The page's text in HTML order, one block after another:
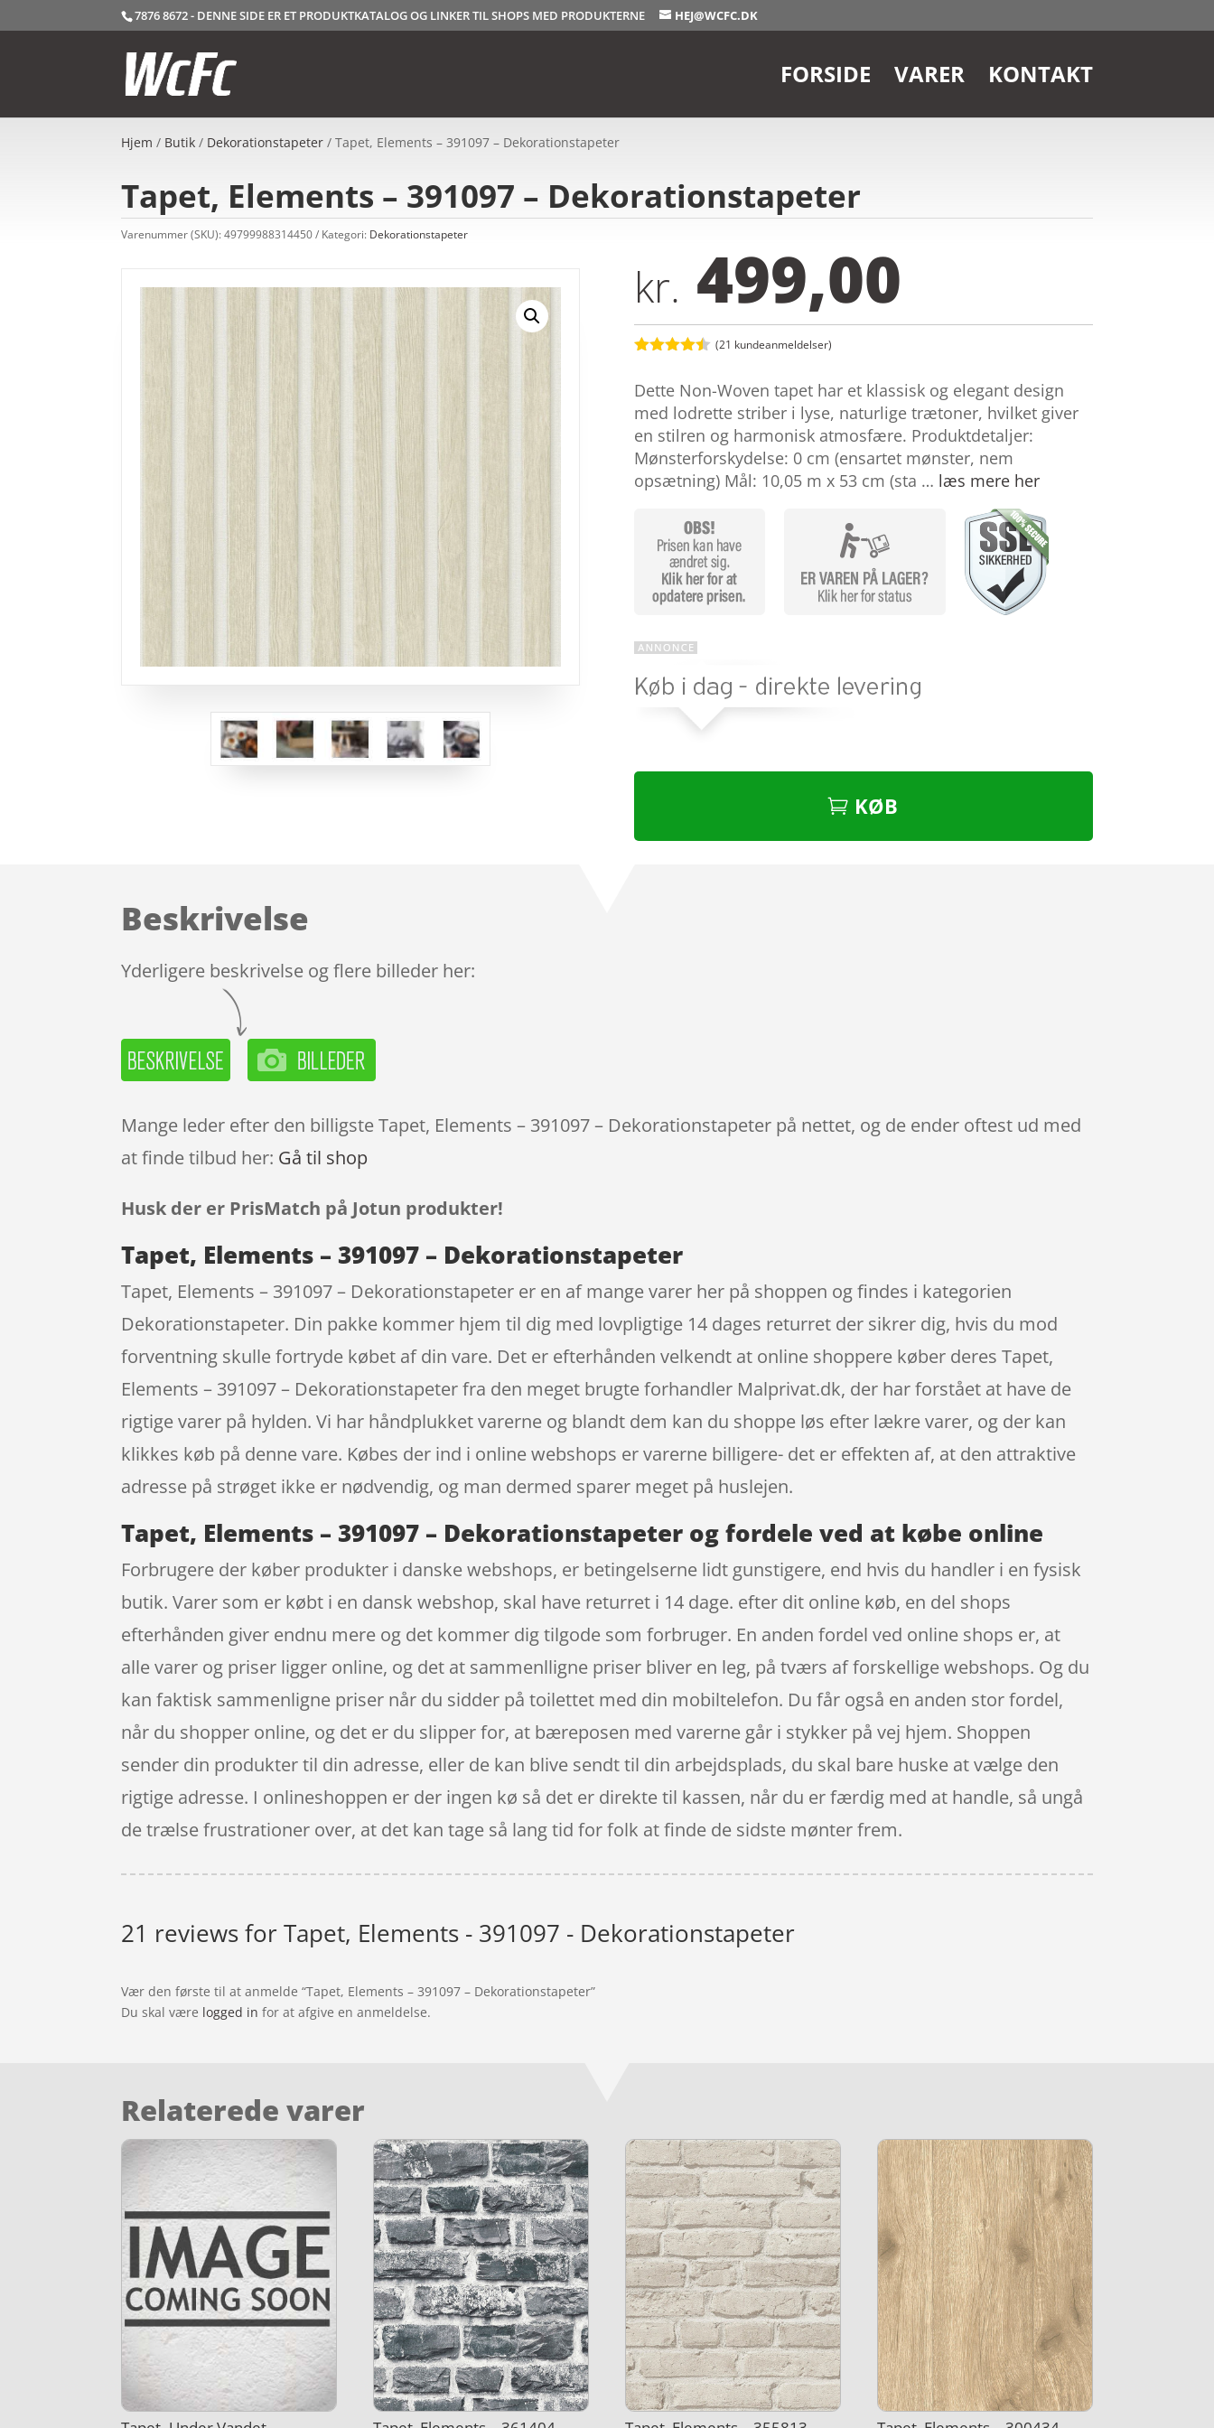
7876 8672 - DENNE SIDE ER ET PRODUKTKATALOG OG LINKER TIL SHOPS MED PRODUKTERNE HEJ@WCFC.DK
FORSIDE VARER KONTAKT
Hjem / Butik / Dekorationstapeter / Tapet, Elements – 391097 – Dekorationstapeter
Tapet, Elements – 391097 – Dekorationstapeter
Varenummer (SKU):49799988314450 Kategori: Dekorationstapeter
kr. 499,00
ud af 5
baseret
på
kundebedø
mmelser
(21 kundeanmeldelser)
Dette Non-Woven tapet har et klassisk og elegant design
med lodrette striber i lyse, naturlige trætoner, hvilket giver
en stilren og harmonisk atmosfære. Produktdetaljer:
Mønsterforskydelse: 0 cm (ensartet mønster, nem
opsætning) Mål: 10,05 m x 53 cm (sta … læs mere her
KØB
Beskrivelse
Yderligere beskrivelse og flere billeder her:
Mange leder efter den billigste Tapet, Elements – 391097 – Dekorationstapeter på nettet, og de ender oftest ud med
at finde tilbud her: Gå til shop
Husk der er PrisMatch på Jotun produkter!
Tapet, Elements – 391097 – Dekorationstapeter
Tapet, Elements – 391097 – Dekorationstapeter er en af mange varer her på shoppen og findes i kategorien
Dekorationstapeter. Din pakke kommer hjem til dig med lovpligtige 14 dages returret der sikrer dig, hvis du mod
forventning skulle fortryde købet af din vare. Det er efterhånden velkendt at online shoppere køber deres Tapet,
Elements – 391097 – Dekorationstapeter fra den meget brugte forhandler Malprivat.dk, der har forstået at have de
rigtige varer på hylden. Vi har håndplukket varerne og blandt dem kan du shoppe løs efter lækre varer, og der kan
klikkes køb på denne vare. Købes der ind i online webshops er varerne billigere- det er effekten af, at den attraktive
adresse på strøget ikke er nødvendig, og man dermed sparer meget på huslejen.
Tapet, Elements – 391097 – Dekorationstapeter og fordele ved at købe online
Forbrugere der køber produkter i danske webshops, er betingelserne lidt gunstigere, end hvis du handler i en fysisk
butik. Varer som er købt i en dansk webshop, skal have returret i 14 dage. efter dit online køb, en del shops
efterhånden giver endnu mere og det kommer dig tilgode som forbruger. En anden fordel ved online shops er, at
alle varer og priser ligger online, og det at sammenlligne priser bliver en leg, på tværs af forskellige webshops. Og du
kan faktisk sammenligne priser når du sidder på toilettet med din mobiltelefon. Du får også en anden stor fordel,
når du shopper online, og det er du slipper for, at bæreposen med varerne går i stykker på vej hjem. Shoppen
sender din produkter til din adresse, eller de kan blive sendt til din arbejdsplads, du skal bare huske at vælge den
rigtige adresse. I onlineshoppen er der ingen kø så det er direkte til kassen, når du er færdig med at handle, så ungå
de trælse frustrationer over, at det kan tage så lang tid for folk at finde de sidste mønter frem.
21 reviews forTapet, Elements - 391097 - Dekorationstapeter
Vær den første til at anmelde “Tapet, Elements – 391097 – Dekorationstapeter”
Du skal være logged in for at afgive en anmeldelse.
Relaterede varer